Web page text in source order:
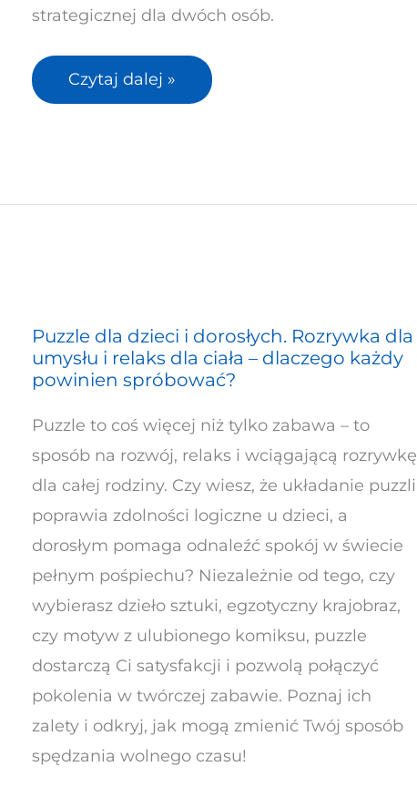
strategicznej dla dwóch osób.
reszty!
Czytaj dalej »
Puzzle dla dzieci i dorosłych. Rozrywka dla
umysłu i relaks dla ciała – dlaczego każdy
powinien spróbować?
Puzzle to coś więcej niż tylko zabawa – to
sposób na rozwój, relaks i wciągającą rozrywkę
dla całej rodziny. Czy wiesz, że układanie puzzli
poprawia zdolności logiczne u dzieci, a
dorosłym pomaga odnaleźć spokój w świecie
pełnym pośpiechu? Niezależnie od tego, czy
wybierasz dzieło sztuki, egzotyczny krajobraz,
czy motyw z ulubionego komiksu, puzzle
dostarczą Ci satysfakcji i pozwolą połączyć
pokolenia w twórczej zabawie. Poznaj ich
zalety i odkryj, jak mogą zmienić Twój sposób
spędzania wolnego czasu!
Puzzle
dla
i
dorosłych.
Rozrywka
dla
umysłu
i
relaks
dla
ciała
–
dlaczego
każdy